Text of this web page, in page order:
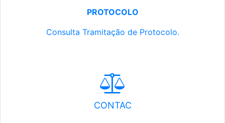
PROTOCOLO
Consulta Tramitação de Protocolo.
CONTAC